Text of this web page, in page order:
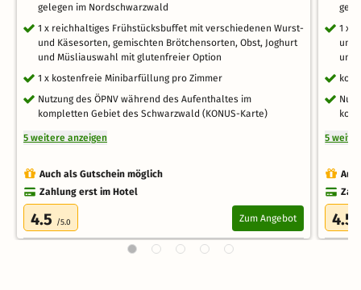
gelegen im Nordschwarzwald
1 x reichhaltiges Frühstücksbuffet mit verschiedenen Wurst-
und Käsesorten, gemischten Brötchensorten, Obst, Joghurt
und Müsliauswahl mit glutenfreier Option
1 x kostenfreie Minibarfüllung pro Zimmer
Nutzung des ÖPNV während des Aufenthaltes im
kompletten Gebiet des Schwarzwald (KONUS-Karte)
5 weitere anzeigen
Auch als Gutschein möglich
Zahlung erst im Hotel
4.5 /5.0 Zum Angebot
1 x
und
und
5
4.5